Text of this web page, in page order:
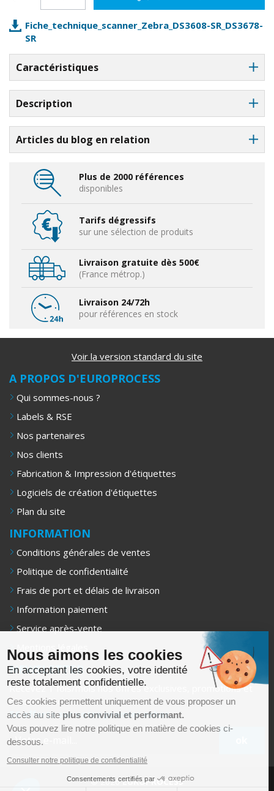
Fiche_technique_scanner_Zebra_DS3608-SR_DS3678-
SR
Caractéristiques
Description
Articles du blog en relation
Plus de 2000 références
disponibles
Tarifs dégressifs
sur une sélection de produits
Livraison gratuite dès 500€
(France métrop.)
Livraison 24/72h
pour références en stock
Voir la version standard du site
A PROPOS D'EUROPROCESS
Qui sommes-nous ?
Labels & RSE
Nos partenaires
Nos clients
Fabrication & Impression d'étiquettes
Logiciels de création d'étiquettes
Plan du site
INFORMATION
Conditions générales de ventes
Politique de confidentialité
Frais de port et délais de livraison
Information paiement
Service après-vente
Mentions légales
NEWSLETTER
Recevez 1 fois/mois nos offres exclusives, promotions et
conseils d’achat.
5€ offerts sur votre premier achat.
© 2026EUROPROCESS
Nous aimons les cookies
En acceptant les cookies, votre identité
reste totalement confidentielle.
Ces cookies permettent uniquement de vous proposer un
accès au siteplus convivial et performant.
Vous pouvez lire notre politique en matière de cookies ci-
dessous.
Consulter notre politique de confidentialité
Consentements certifiés par